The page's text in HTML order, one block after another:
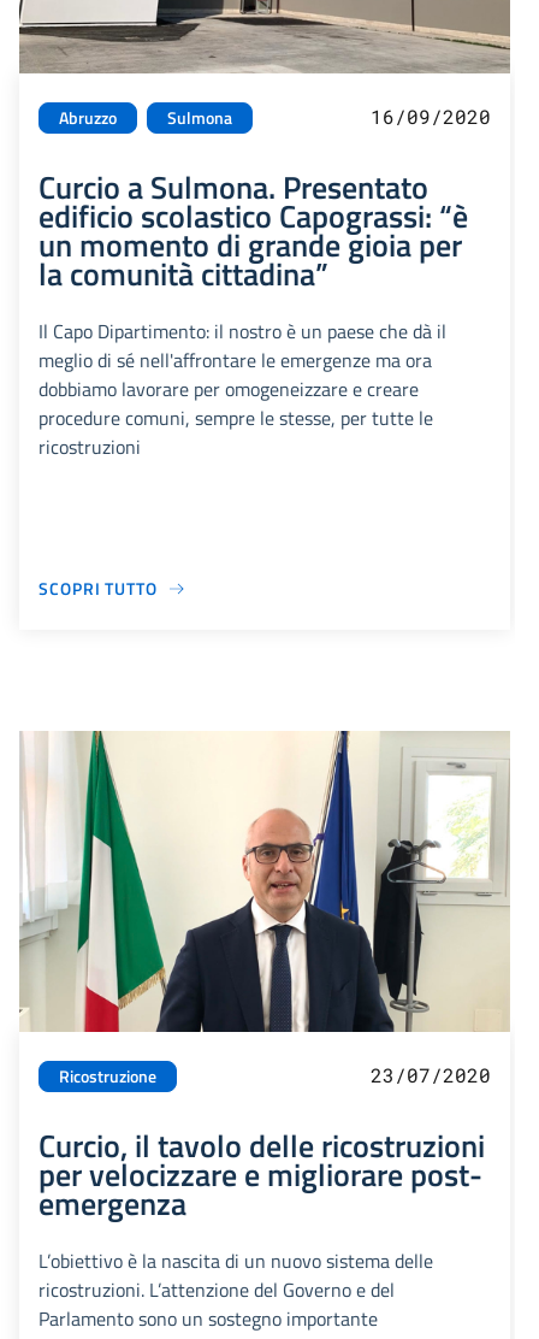
Abruzzo Sulmona 16/09/2020
Curcio a Sulmona. Presentato
edificio scolastico Capograssi: “è
un momento di grande gioia per
la comunità cittadina”
Il Capo Dipartimento: il nostro è un paese che dà il
meglio di sé nell'affrontare le emergenze ma ora
dobbiamo lavorare per omogeneizzare e creare
procedure comuni, sempre le stesse, per tutte le
ricostruzioni
SCOPRI TUTTO
Ricostruzione 23/07/2020
Curcio, il tavolo delle ricostruzioni
per velocizzare e migliorare post-
emergenza
L’obiettivo è la nascita di un nuovo sistema delle
ricostruzioni. L’attenzione del Governo e del
Parlamento sono un sostegno importante